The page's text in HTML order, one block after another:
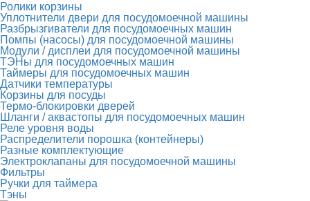
Ролики корзины
Уплотнители двери для посудомоечной машины
Разбрызгиватели для посудомоечных машин
Помпы (насосы) для посудомоечной машины
Модули / дисплеи для посудомоечной машины
ТЭНы для посудомоечных машин
Таймеры для посудомоечных машин
Датчики температуры
Корзины для посуды
Термо-блокировки дверей
Шланги / аквастопы для посудомоечных машин
Реле уровня воды
Распределители порошка (контейнеры)
Разные комплектующие
Электроклапаны для посудомоечной машины
Фильтры
Ручки для таймера
Тэны